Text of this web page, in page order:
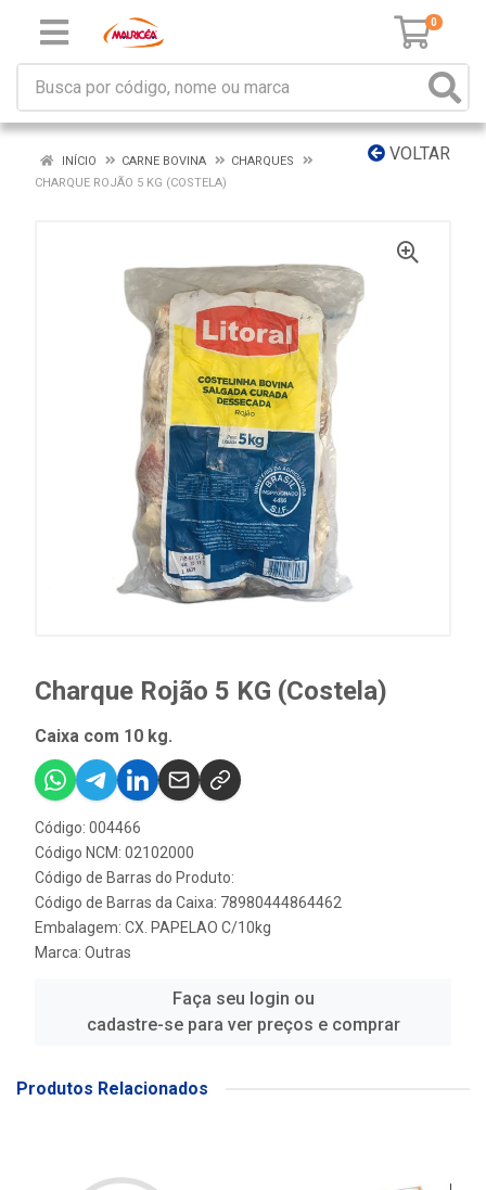
0
VOLTAR
INÍCIO CARNE BOVINA
CHARQUES
CHARQUE ROJÃO 5 KG (COSTELA)
Charque Rojão 5 KG (Costela)
Caixa com 10 kg.
Código: 004466
Código NCM: 02102000
Código de Barras do Produto:
Código de Barras da Caixa: 78980444864462
Embalagem: CX. PAPELAO C/10kg
Marca: Outras
Faça seu login ou
cadastre-se para ver preços e comprar
Produtos Relacionados